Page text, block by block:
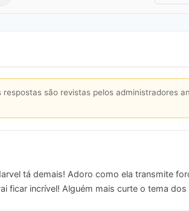
são revistas pelos administradores
tá demais! Adoro como ela transmite
ficar incrível! Alguém mais curte o tema dos